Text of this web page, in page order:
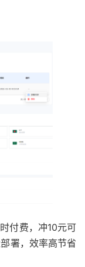
付费，冲10元可
署，效率高节省